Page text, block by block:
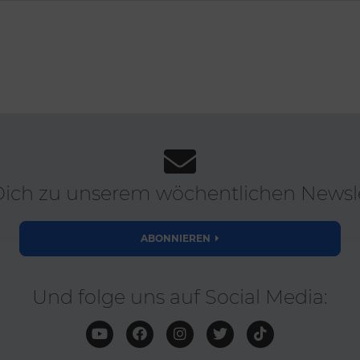
zu unserem wöchentlichen
ABONNIEREN
Und folge uns auf Social Media: